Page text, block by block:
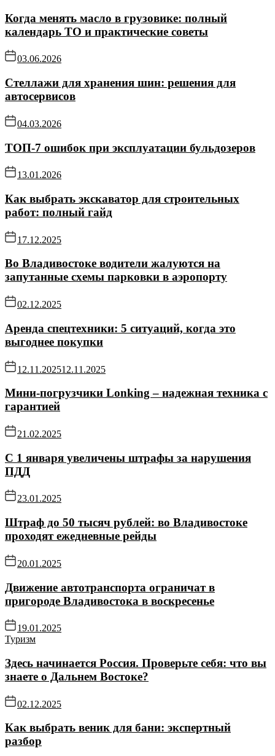
Когда менять масло в грузовике: полный
календарь ТО и практические советы
03.06.2026
Стеллажи для хранения шин: решения для
автосервисов
04.03.2026
ТОП-7 ошибок при эксплуатации бульдозеров
13.01.2026
Как выбрать экскаватор для строительных
работ: полный гайд
17.12.2025
Во Владивостоке водители жалуются на
запутанные схемы парковки в аэропорту
02.12.2025
Аренда спецтехники: 5 ситуаций, когда это
выгоднее покупки
12.11.202512.11.2025
Мини-погрузчики Lonking – надежная техника с
гарантией
21.02.2025
С 1 января увеличены штрафы за нарушения
ПДД
23.01.2025
Штраф до 50 тысяч рублей: во Владивостоке
проходят ежедневные рейды
20.01.2025
Движение автотранспорта ограничат в
пригороде Владивостока в воскресенье
19.01.2025
Туризм
Здесь начинается Россия. Проверьте себя: что вы
знаете о Дальнем Востоке?
02.12.2025
Как выбрать веник для бани: экспертный
разбор